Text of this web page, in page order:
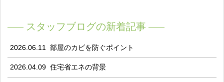
スタッフブログの新着記事
2026.06.11 部屋のカビを防ぐポイント
2026.04.09 住宅省エネの背景